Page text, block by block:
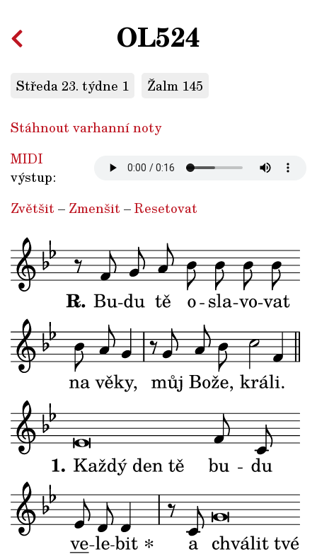
OL524
Středa 23. týdne 1 Žalm 145
Stáhnout varhanní noty
MIDI
výstup:
Zvětšit – Zmenšit –Resetovat